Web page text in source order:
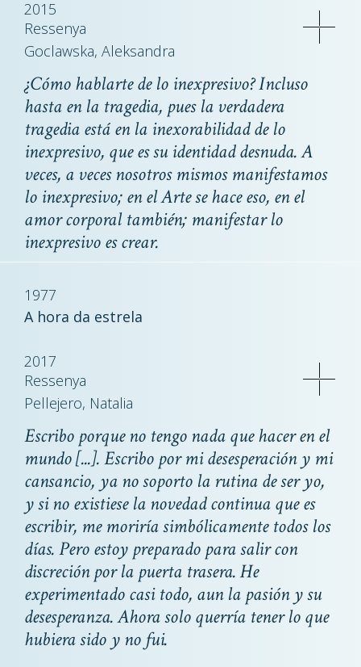
2015
Ressenya
Goclawska, Aleksandra
¿Cómo hablarte de lo inexpresivo? Incluso
hasta en la tragedia, pues la verdadera
tragedia está en la inexorabilidad de lo
inexpresivo, que es su identidad desnuda. A
veces, a veces nosotros mismos manifestamos
lo inexpresivo; en el Arte se hace eso, en el
amor corporal también; manifestar lo
inexpresivo es crear.
1977
A hora da estrela
2017
Ressenya
Pellejero, Natalia
Escribo porque no tengo nada que hacer en el
mundo [...]. Escribo por mi desesperación y mi
cansancio, ya no soporto la rutina de ser yo,
y si no existiese la novedad continua que es
escribir, me moriría simbólicamente todos los
días. Pero estoy preparado para salir con
discreción por la puerta trasera. He
experimentado casi todo, aun la pasión y su
desesperanza. Ahora solo querría tener lo que
hubiera sido y no fui.